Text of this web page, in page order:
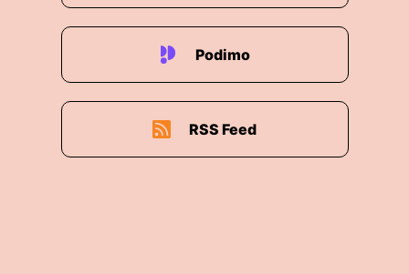
Podimo
RSS Feed